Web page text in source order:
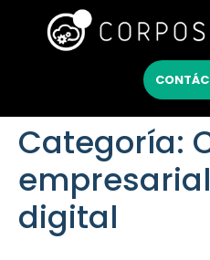
Categoría:
digital